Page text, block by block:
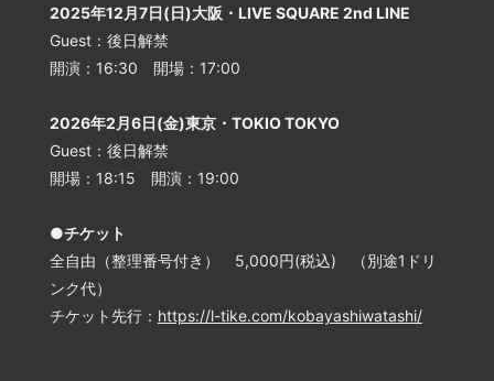
2025年12月7日(日)大阪・LIVE SQUARE 2nd LINE
Guest：後日解禁
開演：16:30 開場：17:00
2026年2月6日(金)東京・TOKIO TOKYO
Guest：後日解禁
開場：18:15 開演：19:00
●チケット
全自由（整理番号付き） 5,000円(税込) （別途1ドリ
ンク代）
チケット先行： https://l-tike.com/kobayashiwatashi/